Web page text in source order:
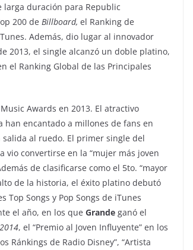
duración para Republic
200 de Billboard, el Ranking de
Además, dio lugar al innovador
2013, el single alcanzó un doble platino,
el Ranking Global de las Principales
Awards en 2013. El atractivo
han encantado a millones de fans en
al ruedo. El primer single del
vio convertirse en la “mujer más joven
de clasificarse como el 5to. “mayor
de la historia, el éxito platino debutó
Songs y Pop Songs de iTunes
el año, en los que Grande ganó el
, el “Premio al Joven Influyente” en los
Ránkings de Radio Disney”, “Artista